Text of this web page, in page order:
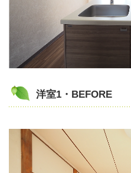
洋室1・BEFORE